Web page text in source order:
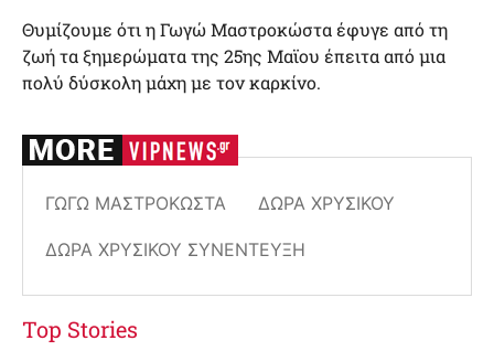
Θυμίζουμε ότι η Γωγώ Μαστροκώστα έφυγε από τη
ζωή τα ξημερώματα της 25ης Μαϊου έπειτα από μια
πολύ δύσκολη μάχη με τον καρκίνο.
ΓΩΓΏ ΜΑΣΤΡΟΚΏΣΤΑ ΔΏΡΑ ΧΡΥΣΙΚΟΎ
ΔΏΡΑ ΧΡΥΣΙΚΟΎ ΣΥΝΈΝΤΕΥΞΗ
Top Stories